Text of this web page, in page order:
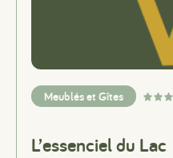
Meublés et Gîtes
L’essenciel du Lac